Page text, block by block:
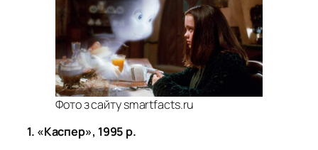
Фото з сайту smartfacts.ru
1. «Каспер», 1995 р.